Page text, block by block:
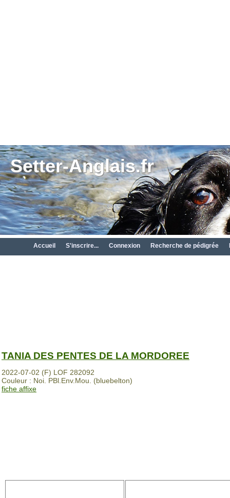
Setter-Anglais.fr
Accueil S'inscrire... Connexion Recherche de pédigrée
TANIA DES PENTES DE LA MORDOREE
2022-07-02 (F) LOF 282092
Couleur : Noi. PBl.Env.Mou. (bluebelton)
fiche affixe